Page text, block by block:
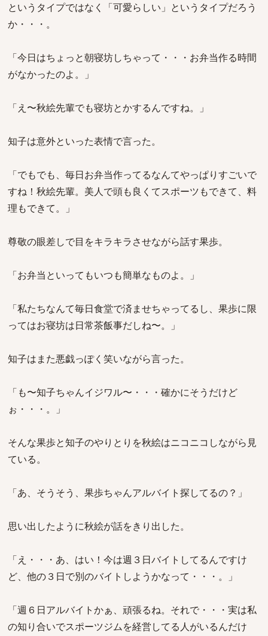
というタイプではなく「可愛らしい」というタイプだろう
か・・・。
「今日はちょっと朝寝坊しちゃって・・・お弁当作る時間
がなかったのよ。」
「え〜秋絵先輩でも寝坊とかするんですね。」
知子は意外といった表情で言った。
「でもでも、毎日お弁当作ってるなんてやっぱりすごいで
すね！秋絵先輩。美人で頭も良くてスポーツもできて、料
理もできて。」
尊敬の眼差しで目をキラキラさせながら話す果歩。
「お弁当といってもいつも簡単なものよ。」
「私たちなんて毎日食堂で済ませちゃってるし、果歩に限
ってはお寝坊は日常茶飯事だしね〜。」
知子はまた悪戯っぽく笑いながら言った。
「も〜知子ちゃんイジワル〜・・・確かにそうだけど
ぉ・・・。」
そんな果歩と知子のやりとりを秋絵はニコニコしながら見
ている。
「あ、そうそう、果歩ちゃんアルバイト探してるの？」
思い出したように秋絵が話をきり出した。
「え・・・あ、はい！今は週３日バイトしてるんですけ
ど、他の３日で別のバイトしようかなって・・・。」
「週６日アルバイトかぁ、頑張るね。それで・・・実は私
の知り合いでスポーツジムを経営してる人がいるんだけ